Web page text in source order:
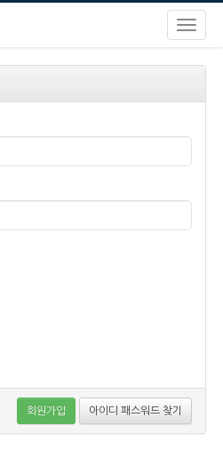
회원가입 아이디 패스워드 찾기